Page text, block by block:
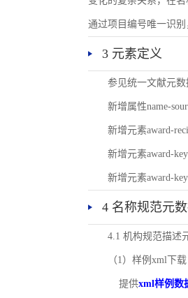
通过项目编号唯一识
3 元素定义
参见统一文献元
新增属性name-
新增元素award-
新增元素award-
新增元素award-
4 名称规范元
4.1 机构规范描述
（1）样例xml下载
提供xml样例数